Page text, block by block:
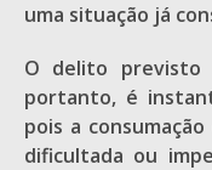
uma situação já
O delito previsto
portanto, é
pois a
dificultada ou